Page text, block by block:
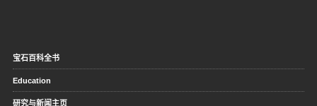
宝石百科全书
Education
研究与新闻主页